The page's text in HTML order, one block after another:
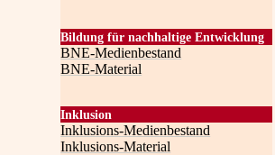
Bildung für nachhaltige Entwicklung
BNE-Medienbestand
BNE-Material
Inklusion
Inklusions-Medienbestand
Inklusions-Material